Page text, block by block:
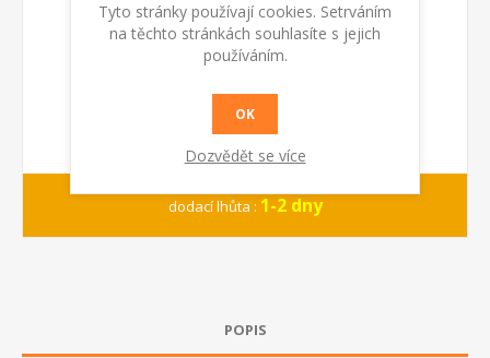
dodací lhůta : 1-2 dny
POPIS
Tyto stránky používají cookies. Setrváním
na těchto stránkách souhlasíte s jejich
používáním.
OK
Dozvědět se více